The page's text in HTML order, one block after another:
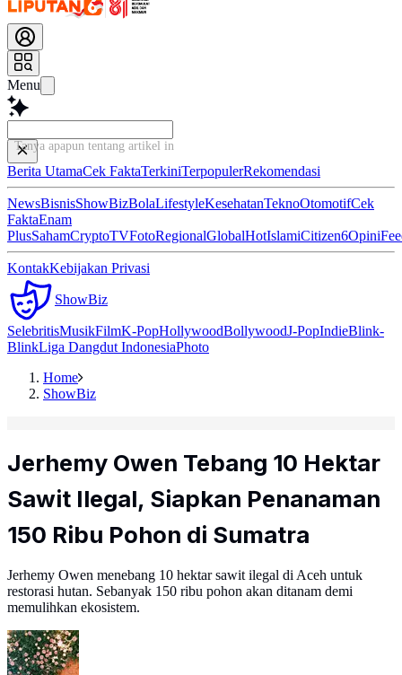
Menu
Tanya apapun tentang artikel in
Berita UtamaCek FaktaTerkiniTerpopulerRekomendasi
NewsBisnisShowBizBolaLifestyleKesehatanTeknoOtomotifCek
FaktaEnam
PlusSahamCryptoTVFotoRegionalGlobalHotIslamiCitizen6Opini
KontakKebijakan Privasi
ShowBiz
SelebritisMusikFilmK-PopHollywoodBollywoodJ-PopIndieBlink-
BlinkLiga Dangdut IndonesiaPhoto
Home
ShowBiz
Jerhemy Owen Tebang 10 Hektar
Sawit Ilegal, Siapkan Penanaman
150 Ribu Pohon di Sumatra
Jerhemy Owen menebang 10 hektar sawit ilegal di Aceh untuk
restorasi hutan. Sebanyak 150 ribu pohon akan ditanam demi
memulihkan ekosistem.